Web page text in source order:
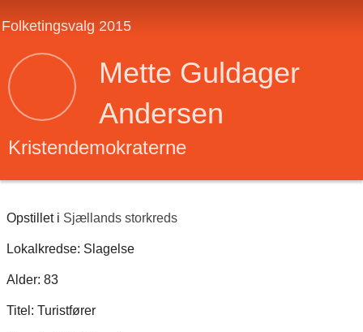
Folketingsvalg 2015
Mette Guldager
Andersen
Kristendemokraterne
Opstillet i Sjællands storkreds
Lokalkredse: Slagelse
Alder: 83
Titel: Turistfører